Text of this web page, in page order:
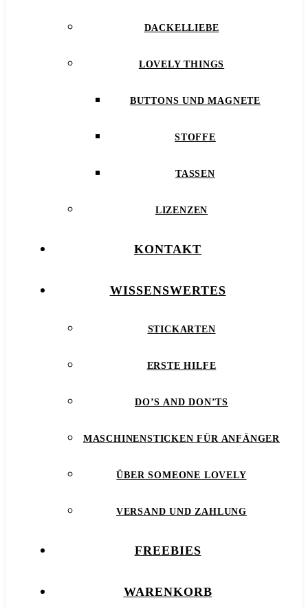
DACKELLIEBE
LOVELY THINGS
BUTTONS UND MAGNETE
STOFFE
TASSEN
LIZENZEN
KONTAKT
WISSENSWERTES
STICKARTEN
ERSTE HILFE
DO’S AND DON’TS
MASCHINENSTICKEN FÜR ANFÄNGER
ÜBER SOMEONE LOVELY
VERSAND UND ZAHLUNG
FREEBIES
WARENKORB